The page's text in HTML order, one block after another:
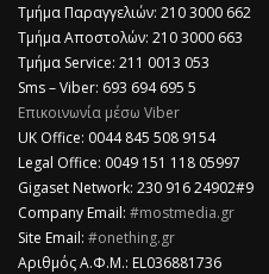
Τμήμα Παραγγελιών: 210 3000 662
Τμήμα Αποστολών: 210 3000 663
Τμήμα Service: 211 0013 053
Sms – Viber: 693 694 695 5
Επικοινωνία μέσω Viber
​UK Office: 0044 845 508 9154
Legal Office: 0049 151 118 05997
Gigaset Network: 230 916 24902#9
Company Email: #mostmedia.gr
Site Email: #onething.gr
Αριθμός Α.Φ.Μ.: EL036881736